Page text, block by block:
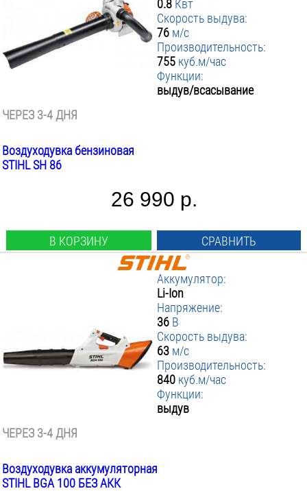
0.8 Квт
Скорость выдува:
76 м/с
Производительность:
755 куб.м/час
Функции:
выдув/всасывание
ЧЕРЕЗ 3-4 ДНЯ
Воздуходувка бензиновая
STIHL SH 86
26 990 р.
В КОРЗИНУ СРАВНИТЬ
Аккумулятор:
Li-Ion
Напряжение:
36 В
Скорость выдува:
63 м/с
Производительность:
840 куб.м/час
Функции:
выдув
ЧЕРЕЗ 3-4 ДНЯ
Воздуходувка аккумуляторная
STIHL BGA 100 БЕЗ АКК